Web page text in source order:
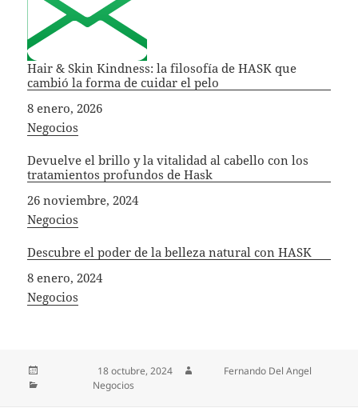
Hair & Skin Kindness: la filosofía de HASK que
cambió la forma de cuidar el pelo
Fecha
8 enero, 2026
In relation to
Negocios
Devuelve el brillo y la vitalidad al cabello con los
tratamientos profundos de Hask
Fecha
26 noviembre, 2024
In relation to
Negocios
Descubre el poder de la belleza natural con HASK
Fecha
8 enero, 2024
In relation to
Negocios
18 octubre, 2024
Fernando Del Angel
Negocios